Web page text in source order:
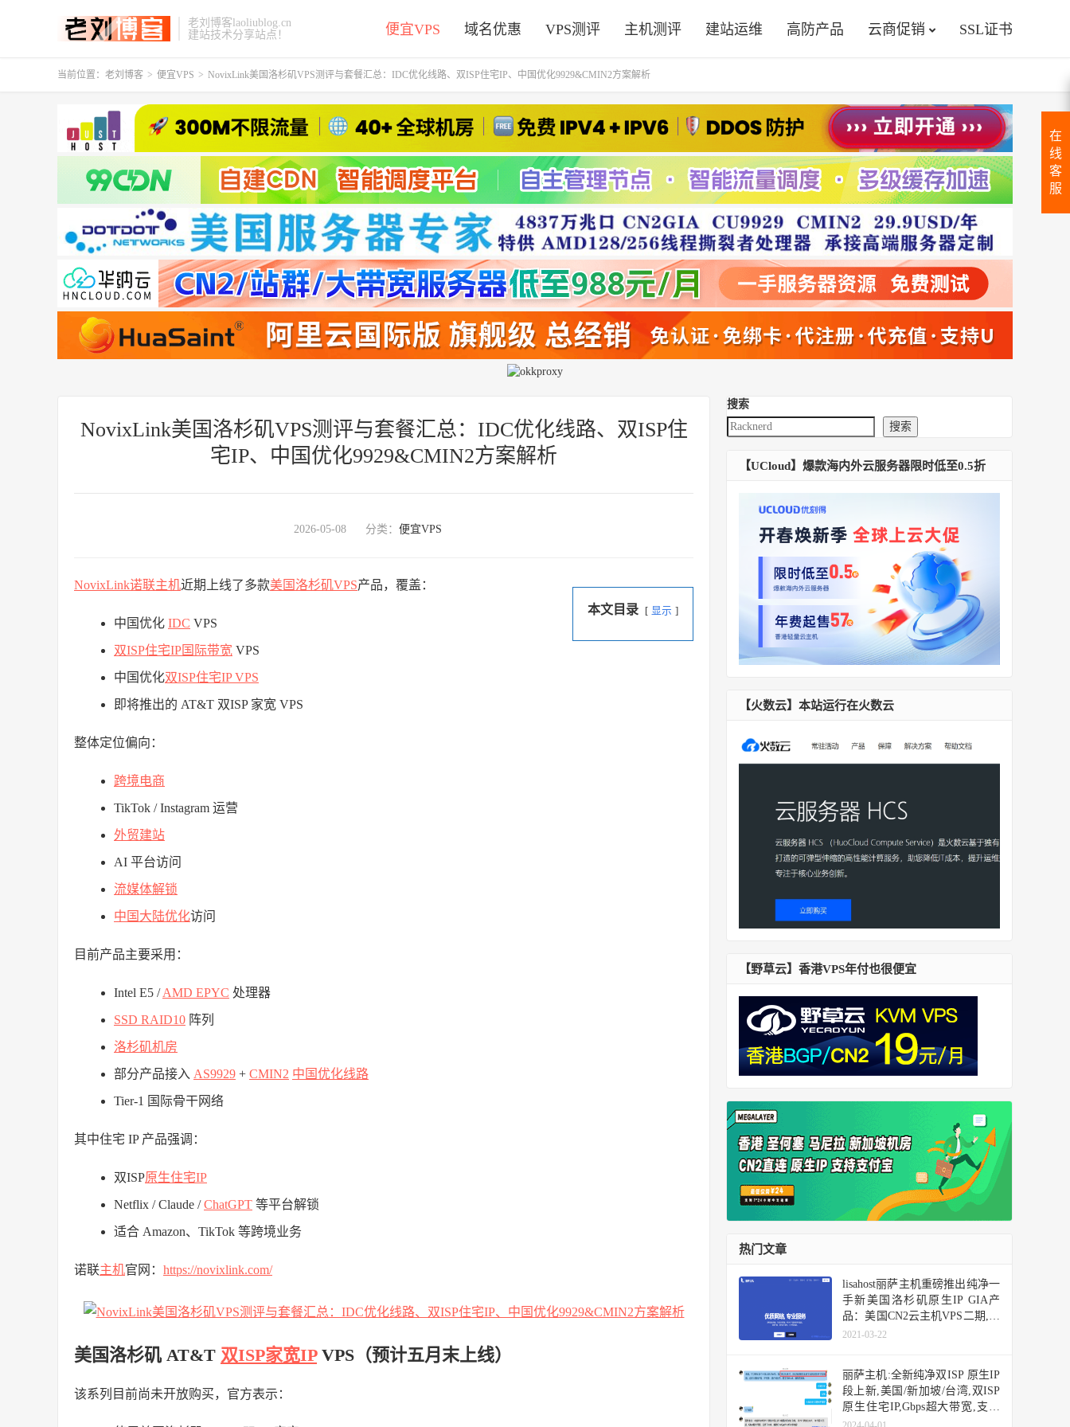
老刘博客laoliublog.cn
建站技术分享站点！
便宜VPS 域名优惠 VPS测评 主机测评 建站运维 高防产品 云商促销 SSL证书
当前位置： 老刘博客 > 便宜VPS > NovixLink美国洛杉矶VPS测评与套餐汇总：IDC优化线路、双ISP住宅IP、中国优化9929&CMIN2方案解析
NovixLink美国洛杉矶VPS测评与套餐汇总：IDC优化线路、双ISP住
宅IP、中国优化9929&CMIN2方案解析
2026-05-08 分类： 便宜VPS
本文目录 显示
NovixLink诺联主机近期上线了多款美国洛杉矶VPS产品，覆盖：
中国优化 IDC VPS
双ISP住宅IP国际带宽 VPS
中国优化双ISP住宅IP VPS
即将推出的 AT&T 双ISP 家宽 VPS
整体定位偏向：
跨境电商
TikTok / Instagram 运营
外贸建站
AI 平台访问
流媒体解锁
中国大陆优化访问
目前产品主要采用：
Intel E5 /AMD EPYC 处理器
SSD RAID10 阵列
洛杉矶机房
部分产品接入 AS9929 + CMIN2 中国优化线路
Tier-1 国际骨干网络
其中住宅 IP 产品强调：
双ISP原生住宅IP
Netflix / Claude /ChatGPT 等平台解锁
适合 Amazon、TikTok 等跨境业务
诺联主机官网： https://novixlink.com/
美国洛杉矶 AT&T 双ISP家宽IPVPS（预计五月末上线）
该系列目前尚未开放购买，官方表示：
搜索
搜索
【UCloud】爆款海内外云服务器限时低至0.5折
【火数云】本站运行在火数云
【野草云】香港VPS年付也很便宜
热门文章
lisahost丽萨主机重磅推出纯净一
手新美国洛杉矶原生IP GIA产
品：美国CN2云主机VPS二期,解
锁大部分流媒体和TIKTOK等
2021-03-22
丽萨主机:全新纯净双ISP 原生IP
段上新,美国/新加坡/台湾,双ISP
原生住宅IP,Gbps超大带宽,支持
Tiktok/解锁ChatGpt/NetFlix
在
线
客
服